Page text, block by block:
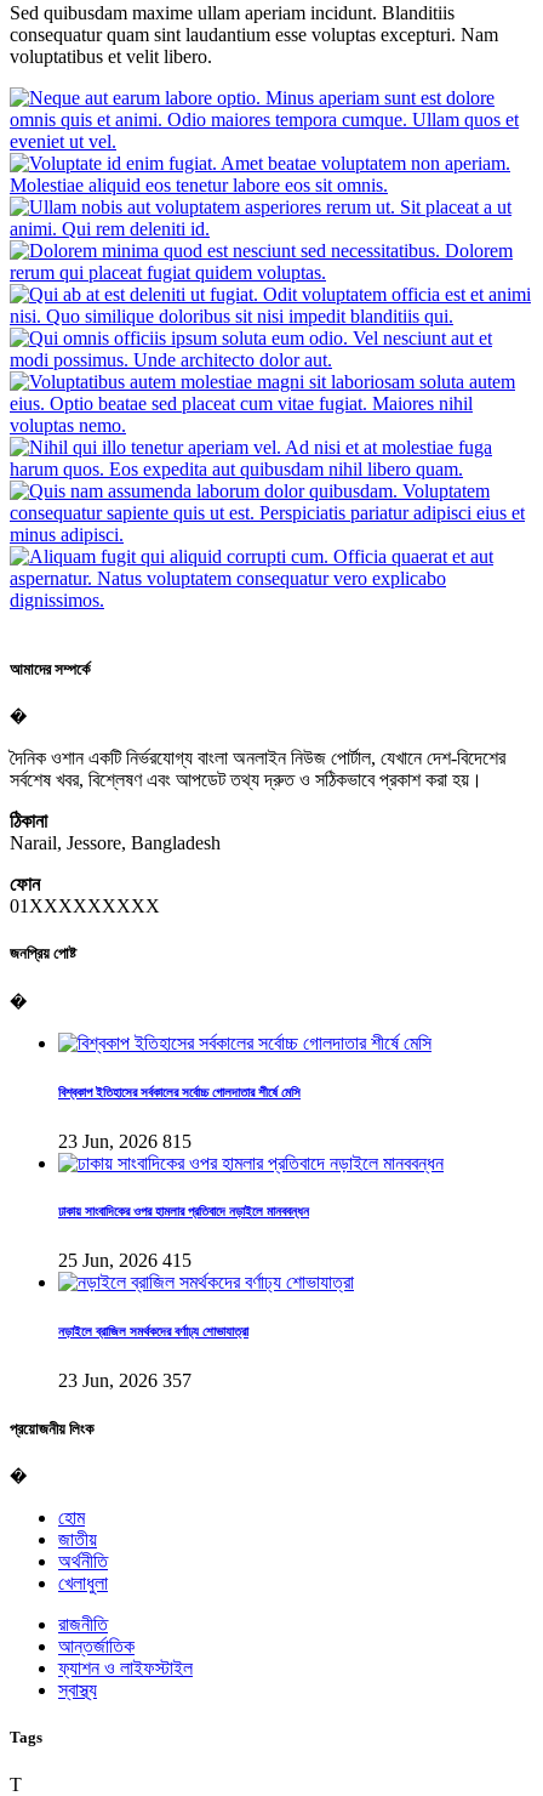
Sed quibusdam maxime ullam aperiam incidunt. Blanditiis
consequatur quam sint laudantium esse voluptas excepturi. Nam
voluptatibus et velit libero.
আমাদের সম্পর্কে
�
দৈনিক ওশান একটি নির্ভরযোগ্য বাংলা অনলাইন নিউজ পোর্টাল, যেখানে দেশ-বিদেশের
সর্বশেষ খবর, বিশ্লেষণ এবং আপডেট তথ্য দ্রুত ও সঠিকভাবে প্রকাশ করা হয়।
ঠিকানা
Narail, Jessore, Bangladesh
ফোন
01XXXXXXXXX
জনপ্রিয় পোষ্ট
�
বিশ্বকাপ ইতিহাসের সর্বকালের সর্বোচ্চ গোলদাতার শীর্ষে মেসি
23 Jun, 2026 815
ঢাকায় সাংবাদিকের ওপর হামলার প্রতিবাদে নড়াইলে মানববন্ধন
25 Jun, 2026 415
নড়াইলে ব্রাজিল সমর্থকদের বর্ণাঢ্য শোভাযাত্রা
23 Jun, 2026 357
প্রয়োজনীয় লিংক
�
হোম
জাতীয়
অর্থনীতি
খেলাধুলা
রাজনীতি
আন্তর্জাতিক
ফ্যাশন ও লাইফস্টাইল
স্বাস্থ্য
Tags
T